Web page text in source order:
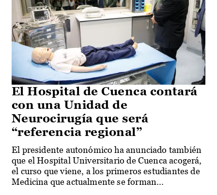
El Hospital de Cuenca contará
con una Unidad de
Neurocirugía que será
“referencia regional”
El presidente autonómico ha anunciado también
que el Hospital Universitario de Cuenca acogerá,
el curso que viene, a los primeros estudiantes de
Medicina que actualmente se forman...